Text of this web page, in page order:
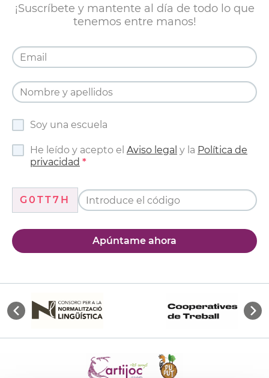
¡Suscríbete y mantente al día de todo lo que
tenemos entre manos!
Soy una escuela
He leído y acepto el Aviso legal y la Política de
privacidad
G0TT7H
Apúntame ahora